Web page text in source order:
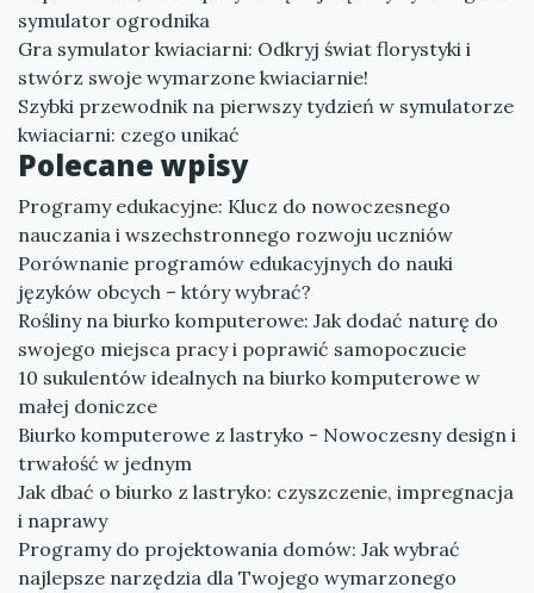
symulator ogrodnika
Gra symulator kwiaciarni: Odkryj świat florystyki i
stwórz swoje wymarzone kwiaciarnie!
Szybki przewodnik na pierwszy tydzień w symulatorze
kwiaciarni: czego unikać
Polecane wpisy
Programy edukacyjne: Klucz do nowoczesnego
nauczania i wszechstronnego rozwoju uczniów
Porównanie programów edukacyjnych do nauki
języków obcych – który wybrać?
Rośliny na biurko komputerowe: Jak dodać naturę do
swojego miejsca pracy i poprawić samopoczucie
10 sukulentów idealnych na biurko komputerowe w
małej doniczce
Biurko komputerowe z lastryko - Nowoczesny design i
trwałość w jednym
Jak dbać o biurko z lastryko: czyszczenie, impregnacja
i naprawy
Programy do projektowania domów: Jak wybrać
najlepsze narzędzia dla Twojego wymarzonego